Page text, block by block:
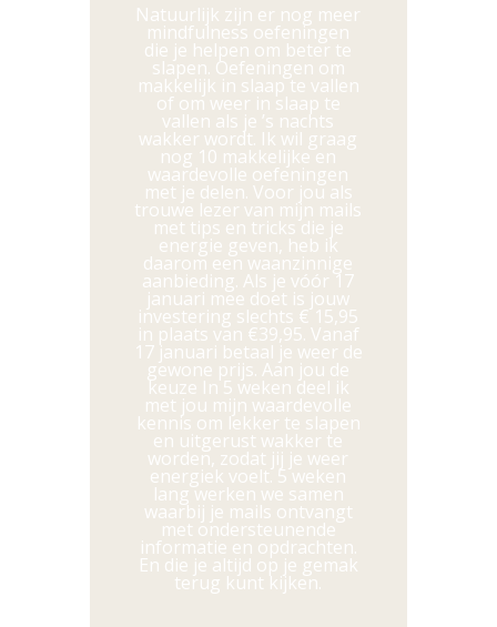
Natuurlijk zijn er nog meer
mindfulness oefeningen
die je helpen om beter te
slapen. Oefeningen om
makkelijk in slaap te vallen
of om weer in slaap te
vallen als je ’s nachts
wakker wordt. Ik wil graag
nog 10 makkelijke en
waardevolle oefeningen
met je delen. Voor jou als
trouwe lezer van mijn mails
met tips en tricks die je
energie geven, heb ik
daarom een waanzinnige
aanbieding. Als je vóór 17
januari mee doet is jouw
investering slechts € 15,95
in plaats van €39,95. Vanaf
17 januari betaal je weer de
gewone prijs. Aan jou de
keuze In 5 weken deel ik
met jou mijn waardevolle
kennis om lekker te slapen
en uitgerust wakker te
worden, zodat jij je weer
energiek voelt. 5 weken
lang werken we samen
waarbij je mails ontvangt
met ondersteunende
informatie en opdrachten.
En die je altijd op je gemak
terug kunt kijken.